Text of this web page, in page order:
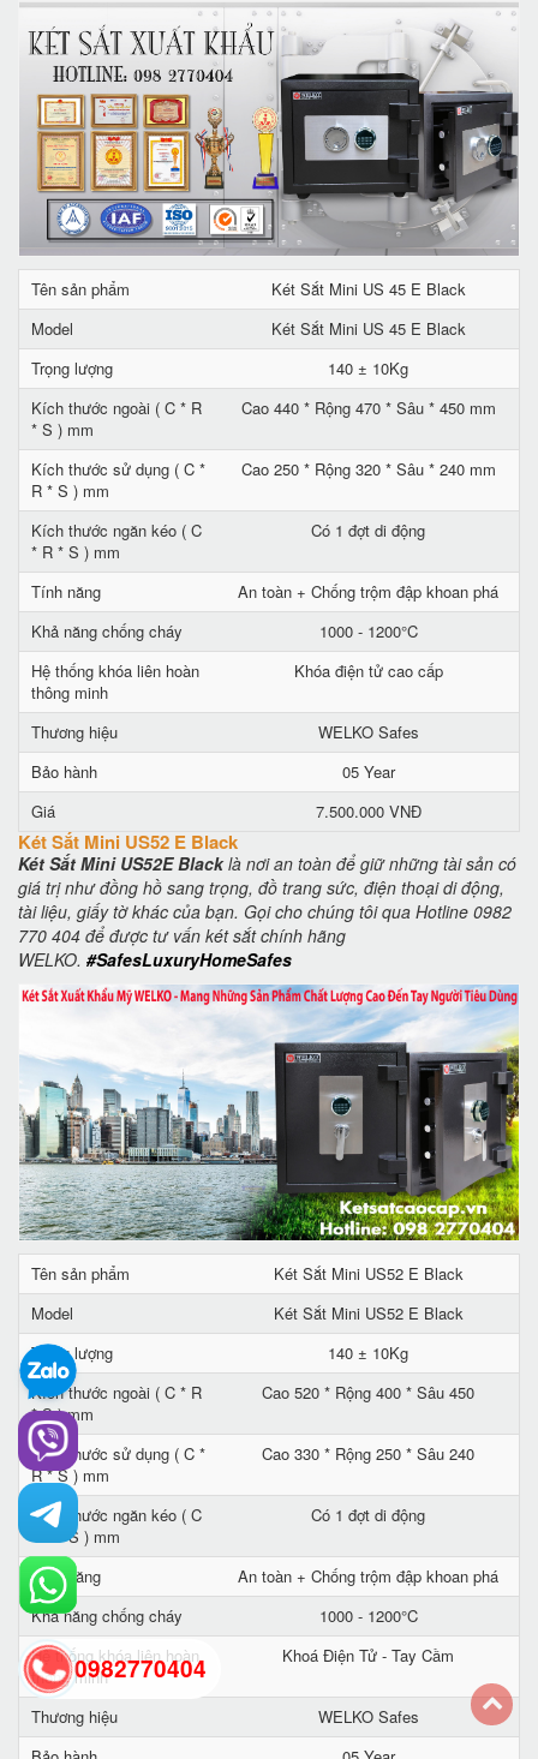
Tên sản phẩm
Két Sắt Mini US 45 E Black
Model
Két Sắt Mini US 45 E Black
Trọng lượng
140 ± 10Kg
Kích thước ngoài ( C * R
* S ) mm
Cao 440 * Rộng 470 * Sâu * 450 mm
Kích thước sử dụng ( C *
R * S ) mm
Cao 250 * Rộng 320 * Sâu * 240 mm
Kích thước ngăn kéo ( C
* R * S ) mm
Có 1 đợt di động
Tính năng
An toàn + Chống trộm đập khoan phá
Khả năng chống cháy
1000 - 1200°C
Hệ thống khóa liên hoàn
thông minh
Khóa điện tử cao cấp
Thương hiệu
WELKO Safes
Bảo hành
05 Year
Giá
7.500.000 VNĐ
Két Sắt Mini US52 E Black
Két Sắt Mini US52E Blacklà nơi an toàn để giữ những tài sản có
giá trị như đồng hồ sang trọng, đồ trang sức, điện thoại di động,
tài liệu, giấy tờ khác của bạn. Gọi cho chúng tôi qua Hotline 0982
770 404 để được tư vấn két sắt chính hãng
WELKO. #SafesLuxuryHomeSafes
Tên sản phẩm
Két Sắt Mini US52 E Black
Model
Két Sắt Mini US52 E Black
Trọng lượng
140 ± 10Kg
Kích thước ngoài ( C * R
* S ) mm
Cao 520 * Rộng 400 * Sâu 450
Kích thước sử dụng ( C *
R * S ) mm
Cao 330 * Rộng 250 * Sâu 240
Kích thước ngăn kéo ( C
* R * S ) mm
Có 1 đợt di động
Tính năng
An toàn + Chống trộm đập khoan phá
Khả năng chống cháy
1000 - 1200°C
Hệ thống khóa liên hoàn
thông minh
Khoá Điện Tử - Tay Cầm
Thương hiệu
WELKO Safes
0982770404
back